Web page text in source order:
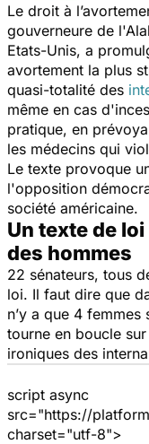
Le droit à
gouverneure de
Etats-Unis, a
avortement la plus
quasi-totalité des
même en cas
pratique, en
les médecins qui
Le texte provoque
l'opposition
société américaine.
Un texte de
des hommes
22 sénateurs, tous
loi. Il faut dire que
n’y a que 4
tourne en boucle
ironiques des
script async
src="https://
charset="utf-8">